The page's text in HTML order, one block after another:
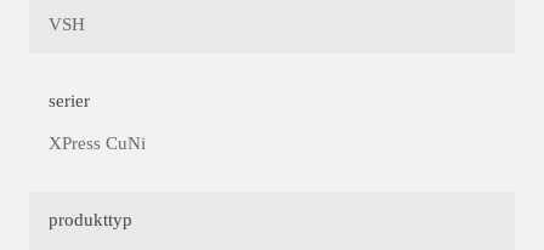
VSH
serier
XPress CuNi
produkttyp